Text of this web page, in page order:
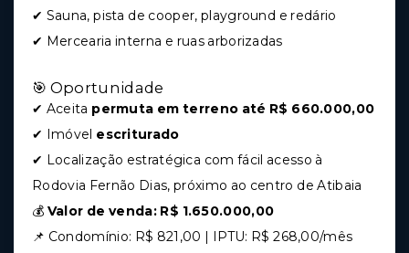
✔ Sauna, pista de cooper, playground e redário
✔ Mercearia interna e ruas arborizadas
🎯 Oportunidade
✔ Aceita permuta em terreno até R$ 660.000,00
✔ Imóvel escriturado
✔ Localização estratégica com fácil acesso à
Rodovia Fernão Dias, próximo ao centro de Atibaia
💰 Valor de venda: R$ 1.650.000,00
📌 Condomínio: R$ 821,00 | IPTU: R$ 268,00/mês